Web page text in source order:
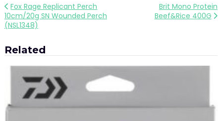
Nawigacja
wpisu
Fox Rage Replicant Perch
10cm/20g SN Wounded Perch
(NSL1348)
Brit Mono Protein
Beef&Rice 400G
Related